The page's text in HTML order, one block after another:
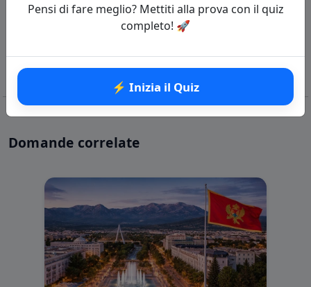
Pensi di fare meglio? Mettiti alla prova con il quiz
completo! 🚀
⚡ Inizia il Quiz
⚡ Inizia il Quiz
Domande correlate